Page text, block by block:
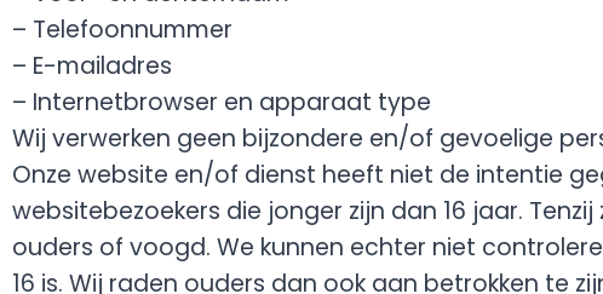
– Telefoonnummer
– E-mailadres
– Internetbrowser en apparaat type
Wij verwerken geen bijzondere en/of gevoelige
Onze website en/of dienst heeft niet de intentie
websitebezoekers die jonger zijn dan 16 jaar.
ouders of voogd. We kunnen echter niet
16 is. Wij raden ouders dan ook aan betrokken te